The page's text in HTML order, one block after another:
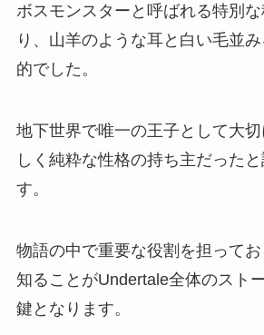
ボスモンスターと呼ばれる特別
り、山羊のような耳と白い毛並
的でした。
地下世界で唯一の王子として大
しく純粋な性格の持ち主だった
す。
物語の中で重要な役割を担って
知ることがUndertale全体のスト
鍵となります。